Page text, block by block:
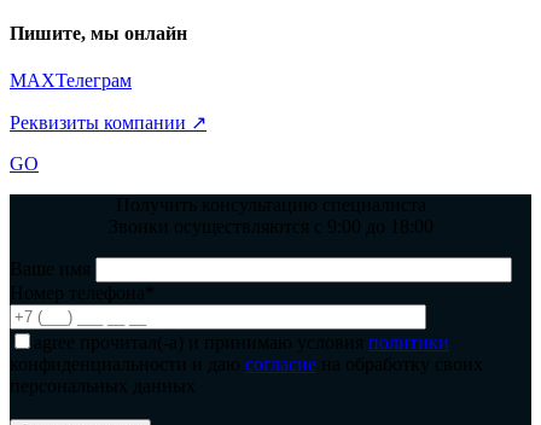
Пишите, мы онлайн
MAXТелеграм
Реквизиты компании ↗
GO
Получить консультацию специалиста
Звонки осуществляются с 9:00 до 18:00
Ваше имя
Номер телефона*
agree прочитал(-а) и принимаю условия политики
конфиденциальности и даю согласие на обработку своих
персональных данных